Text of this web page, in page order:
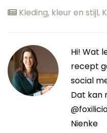
Kleding, kleur en stijl,
Hi! Wat
recept
social
Dat kan
Nienke